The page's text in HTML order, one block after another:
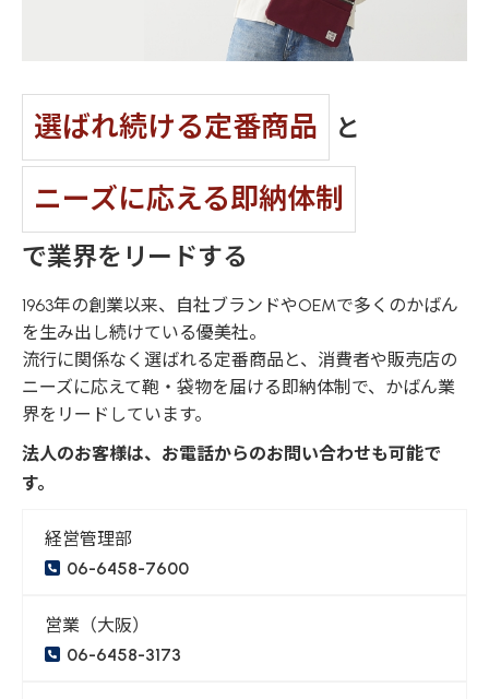
選ばれ続ける定番商品 と
ニーズに応える即納体制
で業界をリードする
1963年の創業以来、自社ブランドやOEMで多くのかばん
を生み出し続けている優美社。
流行に関係なく選ばれる定番商品と、消費者や販売店の
ニーズに応えて鞄・袋物を届ける即納体制で、 かばん業
界をリードしています。
法人のお客様は、お電話からのお問い合わせも可能で
す。
経営管理部
06-6458-7600
営業（大阪）
06-6458-3173